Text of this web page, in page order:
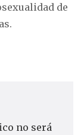
de
no será